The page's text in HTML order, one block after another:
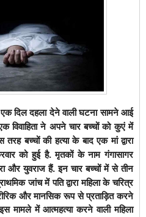
दिल दहला देने वाली घटना सामने आई
विवाहिता ने अपने चार बच्चों को कुएं में
बच्चों की हत्या के बाद एक मां द्वारा
को हुई है. मृतकों के नाम गंगासागर
और युवराज हैं. इन चार बच्चों में से तीन
जांच में पति द्वारा महिला के चरित्र
और मानसिक रूप से प्रताड़ित करने
मामले में आत्महत्या करने वाली महिला